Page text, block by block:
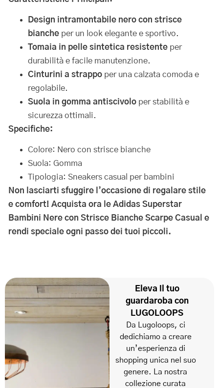
Design intramontabile nero con strisce
bianche per un look elegante e sportivo.
Tomaia in pelle sintetica resistente per
durabilità e facile manutenzione.
Cinturini a strappo per una calzata comoda e
regolabile.
Suola in gomma antiscivolo per stabilità e
sicurezza ottimali.
Specifiche:
Colore: Nero con strisce bianche
Suola: Gomma
Tipologia: Sneakers casual per bambini
Non lasciarti sfuggire l’occasione di regalare stile
e comfort! Acquista ora le Adidas Superstar
Bambini Nere con Strisce Bianche Scarpe Casual e
rendi speciale ogni passo dei tuoi piccoli.
Eleva il tuo
guardaroba con
LUGOLOOPS
Da Lugoloops, ci
dedichiamo a creare
un’esperienza di
shopping unica nel suo
genere. La nostra
collezione curata